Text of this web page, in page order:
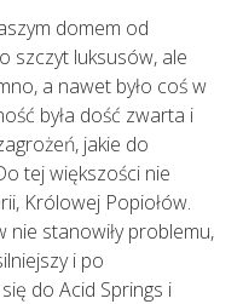
domem od
szczyt luksusów, ale
a nawet było coś w
była dość zwarta i
jakie do
tej większości nie
Królowej Popiołów.
nie stanowiły problemu,
i po
do Acid Springs i